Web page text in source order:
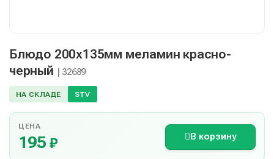
Блюдо 200х135мм меламин красно-
черный | 32689
НА СКЛАДЕ STV
ЦЕНА
195 ₽ В корзину